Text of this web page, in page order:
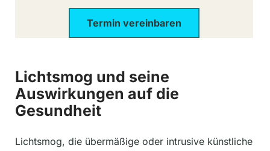
Termin vereinbaren
Lichtsmog und seine
Auswirkungen auf die
Gesundheit
Lichtsmog, die übermäßige oder intrusive künstliche